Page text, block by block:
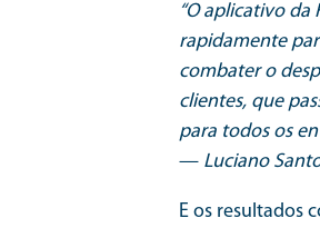
“O aplicativo da
rapidamente
combater o
clientes, que
para todos os
— Luciano
E os resultados